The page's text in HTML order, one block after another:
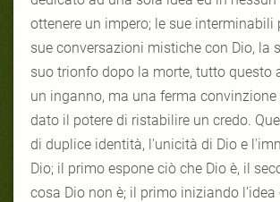
ottenere un impero; le sue interminabili
sue conversazioni mistiche con Dio, la
suo trionfo dopo la morte, tutto questo
un inganno, ma una ferma convinzione
dato il potere di ristabilire un credo.
di duplice identità, l'unicità di Dio e
Dio; il primo espone ciò che Dio è, il
cosa Dio non è; il primo iniziando l’idea